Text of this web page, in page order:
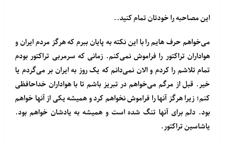
این مصاحبه را خودتان تمام کنید..
می‌خواهم حرف هایم را با این نکته به پایان ببرم که هرگز مردم ایران و
هواداران تراکتور را فراموش نمی‌کنم. زمانی که سرمربی تراکتور بودم
تمام تلاشم را کردم و الان نمی‌دانم که یک روز به ایران بر می‌گردم یا
خیر. قبل از مرگم می‌خواهم در تبریز باشم تا با هواداران خداحافظی
کنم؛ زیرا هرگز آنها را فراموش نخواهم کرد و همیشه یکی از آنها خواهم
بود. دلم برای آنها تنگ شده است و همیشه به یادشان خواهم بود.
یاشاسین تراکتور.